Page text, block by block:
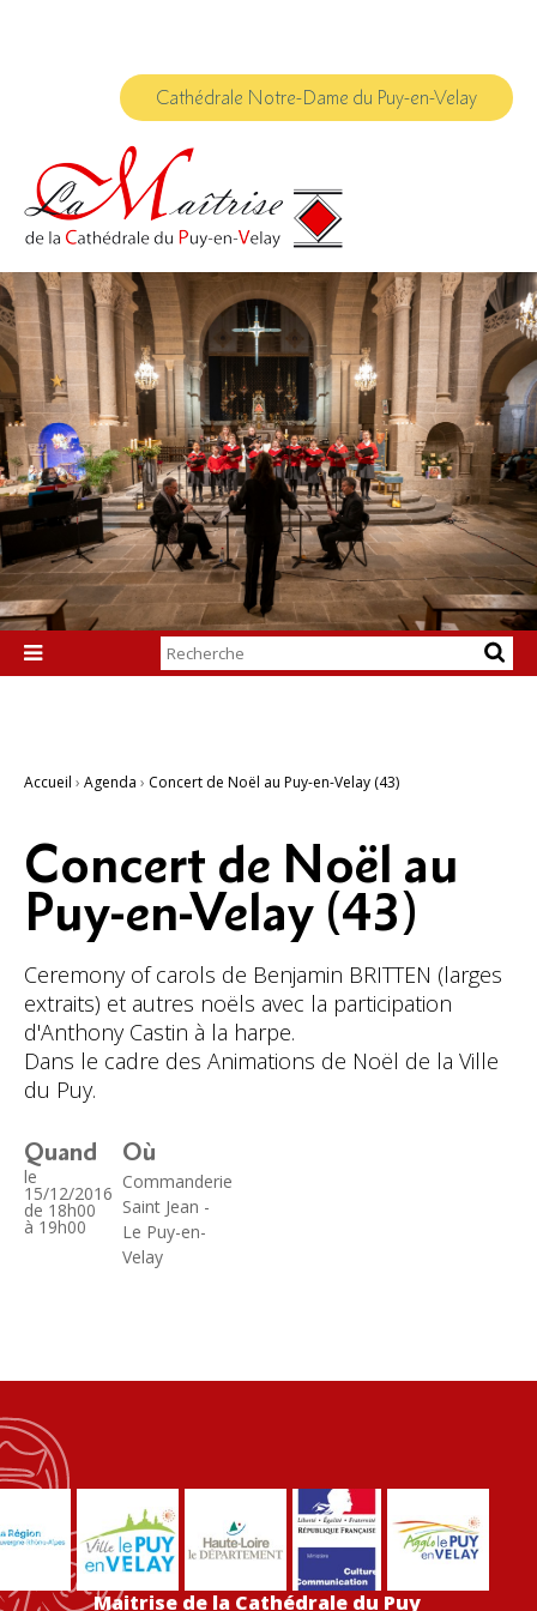
Cathédrale Notre-Dame du Puy-en-Velay

Chercher par
Recherche
Accueil › Agenda › Concert de Noël au Puy-en-Velay (43)
Concert de Noël au
Puy-en-Velay (43)
Ceremony of carols de Benjamin BRITTEN (larges
extraits) et autres noëls avec la participation
d'Anthony Castin à la harpe.
Dans le cadre des Animations de Noël de la Ville
du Puy.
Quand
le
15/12/2016
de 18h00
à 19h00
Où
Commanderie
Saint Jean -
Le Puy-en-
Velay
Maitrise de la Cathédrale du Puy